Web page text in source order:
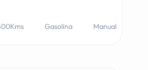
Gasolina Manual